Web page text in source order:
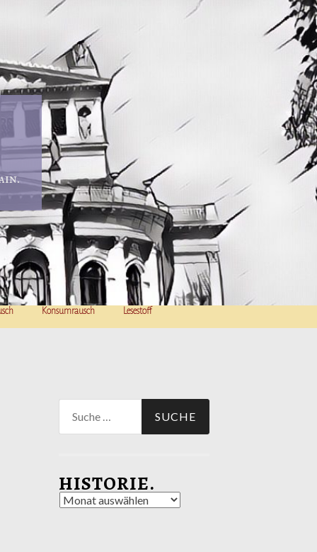
Konsumrausch Lesestoff
nach:
HISTORIE.
Historie.